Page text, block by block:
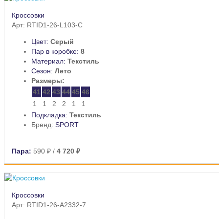
Кроссовки
Арт: RTID1-26-L103-C
Цвет: Серый
Пар в коробке: 8
Материал: Текстиль
Сезон: Лето
Размеры:
41 42 43 44 45 46
1
1 2 2 1
1
Подкладка: Текстиль
Бренд: SPORT
Пара: 590 ₽ / 4 720 ₽
Кроссовки
Арт: RTID1-26-A2332-7